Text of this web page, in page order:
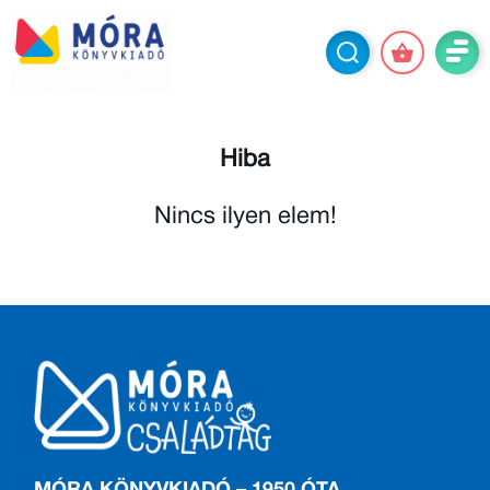
Hiba
Nincs ilyen elem!